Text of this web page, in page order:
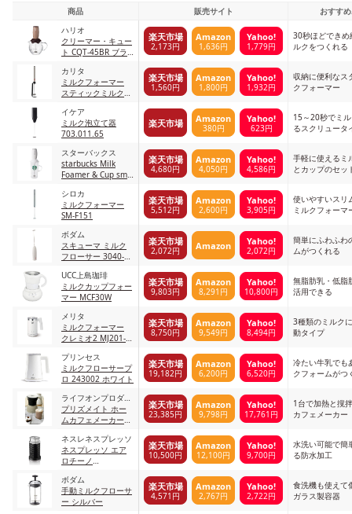
商品 販売サイト
おすす
ハリオ
クリーマー・キュー
ト CQT-45BR ブラ
楽天市場
2,173円
Amazon
1,636円
Yahoo!
1,779円
30秒ほどでき
ルクをつくれる
カリタ
ミルクフォーマー
スティックミルクフ
シルバー
楽天市場
1,560円
Amazon
1,800円
Yahoo!
1,932円
収納に便利なス
クフォーマー
イケア
ミルク泡立て器
703.011.65
楽天市場 Amazon
380円
Yahoo!
623円
15～20秒でミ
るスクリュータ
スターバックス
starbucks Milk
Foamer & Cup smc-
楽天市場
4,680円
Amazon
4,050円
Yahoo!
4,586円
手軽に使えるミ
とカップのセッ
シロカ
ミルクフォーマー
SM-F151
楽天市場
5,512円
Amazon
2,600円
Yahoo!
3,905円
使いやすいスリ
ミルクフォーマ
ボダム
スキューマ ミルク
フローサー 3040-
楽天市場
2,072円 Amazon Yahoo!
2,072円
簡単にふわふわ
ムがつくれる
UCC上島珈琲
ミルクカップフォー
マー MCF30W
楽天市場
9,803円
Amazon
8,291円
Yahoo!
10,800円
無脂肪乳・低脂
活用できる
メリタ
ミルクフォーマー
クレミオ2 MJ201-W
楽天市場
8,750円
Amazon
9,549円
Yahoo!
8,494円
3種類のミルク
動タイプ
プリンセス
ミルクフローサープ
ロ 243002 ホワイト
楽天市場
19,182円
Amazon
6,200円
Yahoo!
6,520円
冷たい牛乳でも
クフォームがつ
ライフオンプロダク
ツ
プリズメイト ホー
ムカフェメーカー
SK015 ライトベージ
ュ（LB）
楽天市場
23,385円
Amazon
9,798円
Yahoo!
17,761円
1台で加熱と撹
カフェメーカー
ネスレネスプレッソ
ネスプレッソ エア
ロチーノ
ク
楽天市場
10,500円
Amazon
12,100円
Yahoo!
9,700円
水洗い可能で簡
る防水加工
ボダム
手動ミルクフローサ
ー シルバー
楽天市場
4,571円
Amazon
2,767円
Yahoo!
2,722円
食洗機も使えて
ガラス製容器